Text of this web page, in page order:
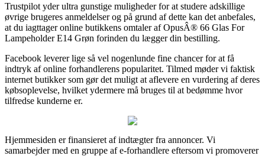
Trustpilot yder ultra gunstige muligheder for at studere adskillige
øvrige brugeres anmeldelser og på grund af dette kan det anbefales,
at du iagttager online butikkens omtaler af OpusÂ® 66 Glas For
Lampeholder E14 Grøn forinden du lægger din bestilling.
Facebook leverer lige så vel nogenlunde fine chancer for at få
indtryk af online forhandlerens popularitet. Tilmed møder vi faktisk
internet butikker som gør det muligt at aflevere en vurdering af deres
købsoplevelse, hvilket ydermere må bruges til at bedømme hvor
tilfredse kunderne er.
Hjemmesiden er finansieret af indtægter fra annoncer. Vi
samarbejder med en gruppe af e-forhandlere eftersom vi promoverer